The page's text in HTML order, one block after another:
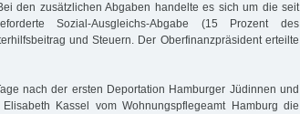
den zusätzlichen Abgaben handelte es sich um die seit
Sozial-Ausgleichs-Abgabe (15 Prozent des
und Steuern. Der Oberfinanzpräsident erteilte
nach der ersten Deportation Hamburger Jüdinnen und
Kassel vom Wohnungspflegeamt Hamburg die